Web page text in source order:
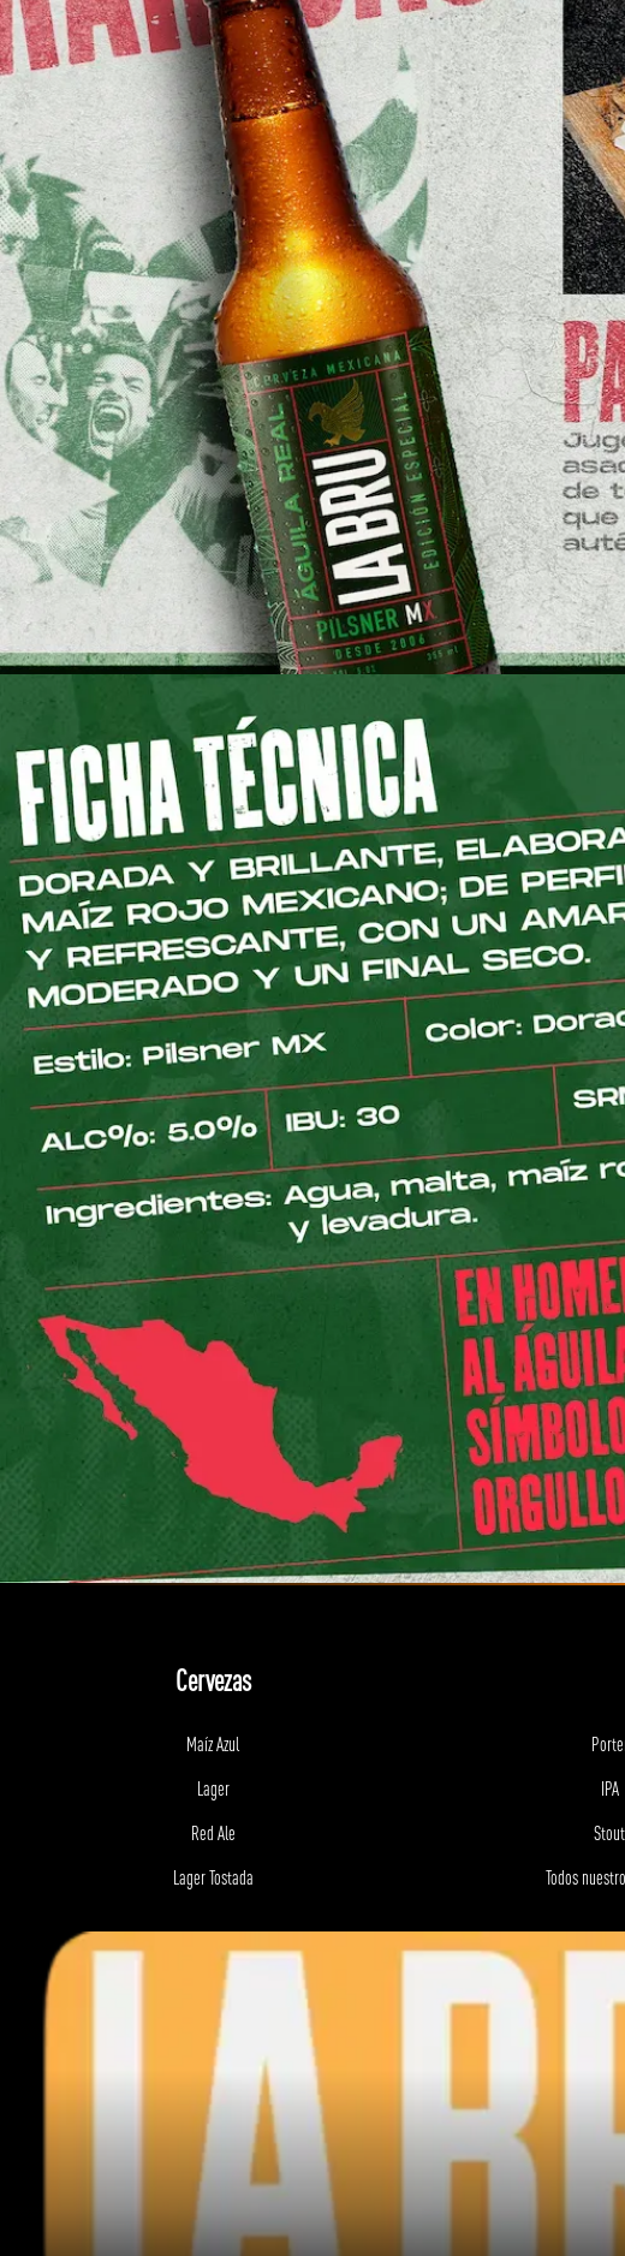
Cervezas
Maíz Azul
Lager
Red Ale
Lager Tostada
IPA
Stout
Todos